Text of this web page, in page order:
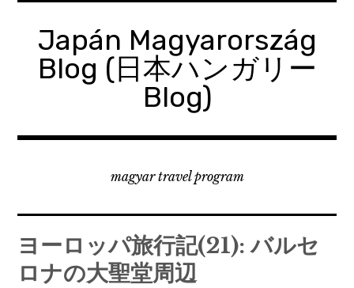
Japán Magyarország
Blog (日本ハンガリー
Blog)
magyar travel program
ヨーロッパ旅行記(21): バルセ
ロナの大聖堂周辺